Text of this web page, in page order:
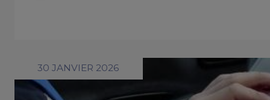
30 JANVIER 2026